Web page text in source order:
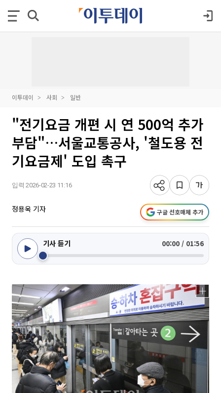
이투데이 사회 일반
"전기요금 개편 시 연 500억 추가
부담"…서울교통공사, '철도용 전
기요금제' 도입 촉구
입력 2026-02-23 11:16
정용욱 기자 구글 선호매체 추가
기사 듣기 00:00 / 01:56